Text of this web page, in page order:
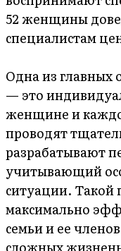
52 женщины
специалистам
Одна из главных
— это
женщине и
проводят
разрабатывают
учитывающий
ситуации. Такой
максимально
семьи и ее